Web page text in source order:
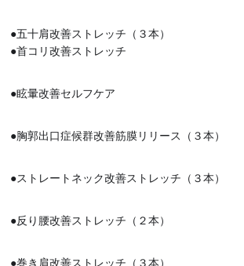
●五十肩改善ストレッチ（３本）
●首コリ改善ストレッチ
●眩暈改善セルフケア
●胸郭出口症候群改善筋膜リリース（３本）
●ストレートネック改善ストレッチ（３本）
●反り腰改善ストレッチ（２本）
●巻き肩改善ストレッチ（３本）